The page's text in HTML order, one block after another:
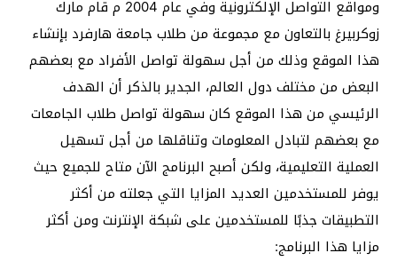
ومواقع التواصل الإلكترونية وفي عام 2004 م قام مارك
زوكربيرغ بالتعاون مع مجموعة من طلاب جامعة هارفرد بإنشاء
هذا الموقع وذلك من أجل سهولة تواصل الأفراد مع بعضهم
البعض من مختلف دول العالم، الجدير بالذكر أن الهدف
الرئيسي من هذا الموقع كان سهولة تواصل طلاب الجامعات
مع بعضهم لتبادل المعلومات وتناقلها من أجل تسهيل
العملية التعليمية، ولكن أصبح البرنامج الآن متاح للجميع حيث
يوفر للمستخدمين العديد المزايا التي جعلته من أكثر
التطبيقات جذبًا للمستخدمين على شبكة الإنترنت ومن أكثر
مزايا هذا البرنامج: